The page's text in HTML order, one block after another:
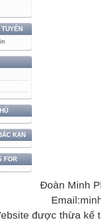
KẠN
FOR
Đoàn Minh
được thừa kế